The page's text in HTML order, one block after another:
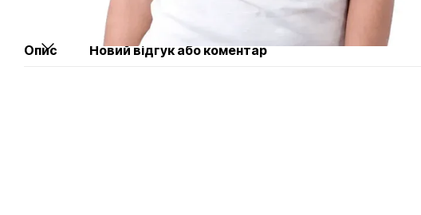
Опис Новий відгук або коментар